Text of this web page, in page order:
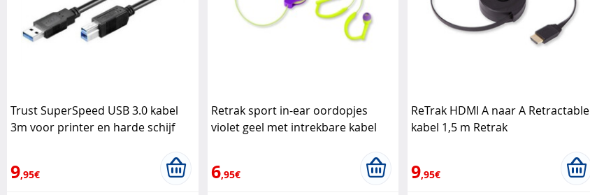
Trust SuperSpeed USB 3.0 kabel
3m voor printer en harde schijf
9,95€
Retrak sport in-ear oordopjes
violet geel met intrekbare kabel
6,95€
ReTrak HDMI A naar A Retractable
kabel 1,5 m Retrak
9,95€